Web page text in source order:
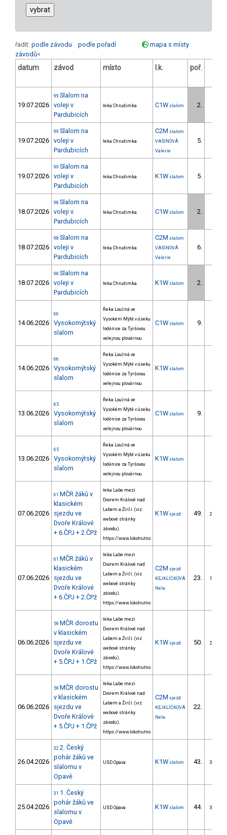
řadit: podle závodu podle pořadí
mapa s místy
závodů<
datum závod místo l.k. poř.
19.07.2026
99 Slalom na
voleji v
Pardubicích
řeka Chrudimka C1W slalom 2.
19.07.2026
99 Slalom na
voleji v
Pardubicích
řeka Chrudimka
C2M slalom
VAŠINOVÁ
Valerie
5.
19.07.2026
99 Slalom na
voleji v
Pardubicích
řeka Chrudimka K1W slalom 5.
18.07.2026
98 Slalom na
voleji v
Pardubicích
řeka Chrudimka C1W slalom 2.
18.07.2026
98 Slalom na
voleji v
Pardubicích
řeka Chrudimka
C2M slalom
VAŠINOVÁ
Valerie
6.
18.07.2026
98 Slalom na
voleji v
Pardubicích
řeka Chrudimka K1W slalom 2.
14.06.2026
66
Vysokomýtský
slalom
Řeka Loučná ve
Vysokém Mýtě v úseku
loděnice za Tyršovou
veřejnou plovárnou
C1W slalom 9.
14.06.2026
66
Vysokomýtský
slalom
Řeka Loučná ve
Vysokém Mýtě v úseku
loděnice za Tyršovou
veřejnou plovárnou
K1W slalom
13.06.2026
65
Vysokomýtský
slalom
Řeka Loučná ve
Vysokém Mýtě v úseku
loděnice za Tyršovou
veřejnou plovárnou
C1W slalom 9.
13.06.2026
65
Vysokomýtský
slalom
Řeka Loučná ve
Vysokém Mýtě v úseku
loděnice za Tyršovou
veřejnou plovárnou
K1W slalom
07.06.2026
61 MČR žáků v
klasickém
sjezdu ve
Dvoře Králové
+ 6.ČPJ + 2.ČPž
řeka Labe mezi
Dvorem Králové nad
Labem a Žirčí. (viz
webové stránky
závodu).
https://www.lokotrutno
K1W sjezd 49. 22/ZS
07.06.2026
61 MČR žáků v
klasickém
sjezdu ve
Dvoře Králové
+ 6.ČPJ + 2.ČPž
řeka Labe mezi
Dvorem Králové nad
Labem a Žirčí. (viz
webové stránky
závodu).
https://www.lokotrutno
C2M sjezd
KEJKLÍČKOVÁ
Nela
23. 10/ZS
06.06.2026
59 MČR dorostu
v klasickém
sjezdu ve
Dvoře Králové
+ 5.ČPJ + 1.ČPž
řeka Labe mezi
Dvorem Králové nad
Labem a Žirčí. (viz
webové stránky
závodu).
https://www.lokotrutno
K1W sjezd 50. 21/ZS
06.06.2026
59 MČR dorostu
v klasickém
sjezdu ve
Dvoře Králové
+ 5.ČPJ + 1.ČPž
řeka Labe mezi
Dvorem Králové nad
Labem a Žirčí. (viz
webové stránky
závodu).
https://www.lokotrutno
C2M sjezd
KEJKLÍČKOVÁ
Nela
22.
26.04.2026
32 2. Český
pohár žáků ve
slalomu v
Opavě
USD Opava K1W slalom 43. 30/ZS
25.04.2026
31 1. Český
pohár žáků ve
slalomu v
Opavě
USD Opava K1W slalom 44. 30/ZS